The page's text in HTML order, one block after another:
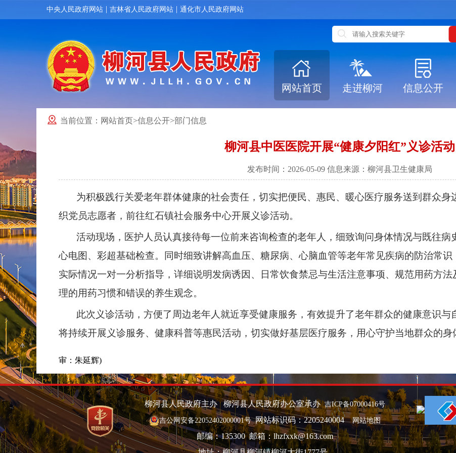
中央人民政府网站 | 吉林省人民政府网站 | 通化市人民政府网站
网站首页 走进柳河 信息公开
当前位置： 网站首页>信息公开>部门信息
柳河县中医医院开展“健康夕阳红”义诊活动
发布时间：2026-05-09 信息来源：柳河县卫生健康局
为积极践行关爱老年群体健康的社会责任，切实把便民、惠民、暖心医疗服务送到群众身
织党员志愿者，前往红石镇社会服务中心开展义诊活动。
活动现场，医护人员认真接待每一位前来咨询检查的老年人，细致询问身体情况与既往病
心电图、彩超基础检查。同时细致讲解高血压、糖尿病、心脑血管等老年常见疾病的防治常
实际情况一对一分析指导，详细说明发病诱因、日常饮食禁忌与生活注意事项、规范用药方
理的用药习惯和错误的养生观念。
此次义诊活动，方便了周边老年人就近享受健康服务，有效提升了老年群众的健康意识与
将持续开展义诊服务、健康科普等惠民活动，切实做好基层医疗服务，用心守护当地群众的身
审：朱延辉)
柳河县人民政府主办 柳河县人民政府办公室承办吉ICP备07000416号
吉公网安备22052402000001号网站标识码：2205240004网站地图
邮编：135300 邮箱：lhzfxxk@163.com